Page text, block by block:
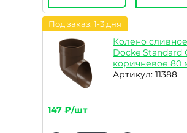
Под заказ: 1-3 дня
Колено
Docke Standard
коричневое 80
Артикул: 11388
147 ₽/шт